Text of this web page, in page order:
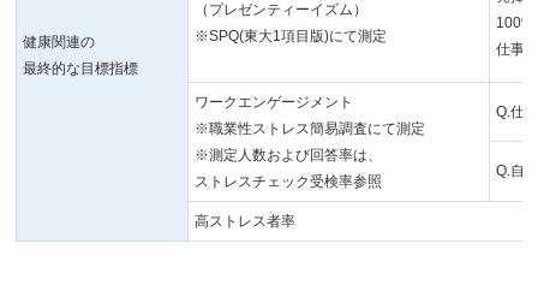
健康関連の
最終的な目標指標
（プレゼンティーイズム）
※SPQ(東大1項目版)にて測定
100%
仕事
ワークエンゲージメント
※職業性ストレス簡易調査にて測定
※測定人数および回答率は、
ストレスチェック受検率参照
Q.仕
Q.自
高ストレス者率